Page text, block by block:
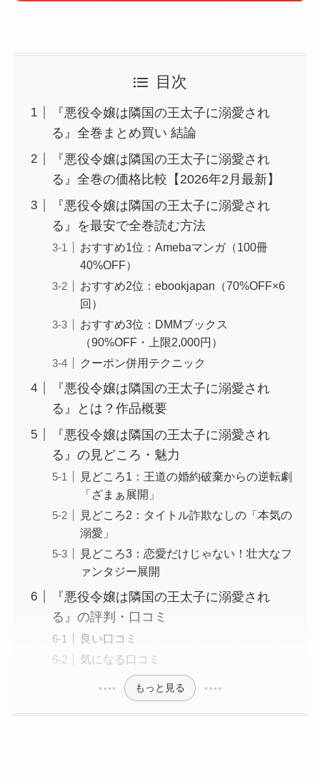
目次
『悪役令嬢は隣国の王太子に溺愛され
る』全巻まとめ買い 結論
『悪役令嬢は隣国の王太子に溺愛され
る』全巻の価格比較【2026年2月最新】
『悪役令嬢は隣国の王太子に溺愛され
る』を最安で全巻読む方法
おすすめ1位：Amebaマンガ（100冊
40%OFF）
おすすめ2位：ebookjapan（70%OFF×6
回）
おすすめ3位：DMMブックス
（90%OFF・上限2,000円）
クーポン併用テクニック
『悪役令嬢は隣国の王太子に溺愛され
る』とは？作品概要
『悪役令嬢は隣国の王太子に溺愛され
る』の見どころ・魅力
見どころ1：王道の婚約破棄からの逆転劇
「ざまぁ展開」
見どころ2：タイトル詐欺なしの「本気の
溺愛」
見どころ3：恋愛だけじゃない！壮大なフ
ァンタジー展開
『悪役令嬢は隣国の王太子に溺愛され
る』の評判・口コミ
良い口コミ
気になる口コミ
もっと見る